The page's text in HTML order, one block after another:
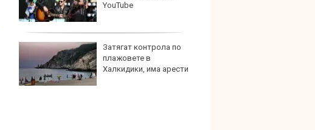
YouTube
Затягат контрола по
плажовете в
Халкидики, има арести